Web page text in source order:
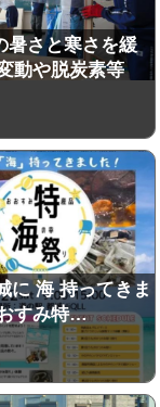
暑さと寒さを緩
動や脱炭素等
に 海 持ってきま
すみ特…